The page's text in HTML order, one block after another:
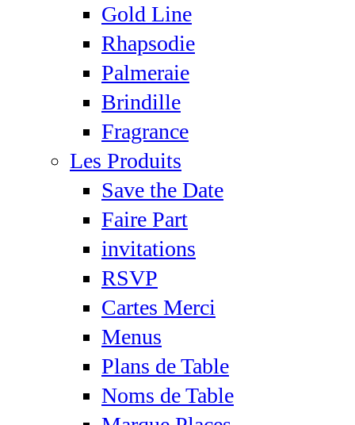
Gold Line
Rhapsodie
Palmeraie
Brindille
Fragrance
Les Produits
Save the Date
Faire Part
invitations
RSVP
Cartes Merci
Menus
Plans de Table
Noms de Table